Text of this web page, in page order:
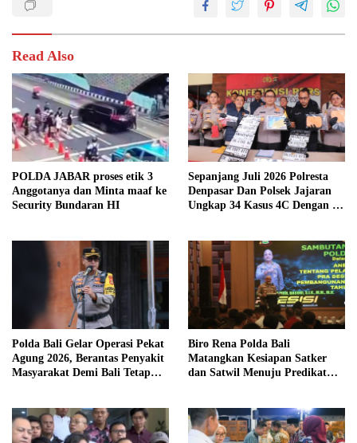
Read Also
POLDA JABAR proses etik 3
Anggotanya dan Minta maaf ke
Security Bundaran HI
Sepanjang Juli 2026 Polresta
Denpasar Dan Polsek Jajaran
Ungkap 34 Kasus 4C Dengan 42
Polda Bali Gelar Operasi Pekat
Agung 2026, Berantas Penyakit
Masyarakat Demi Bali Tetap
Biro Rena Polda Bali
Matangkan Kesiapan Satker
dan Satwil Menuju Predikat